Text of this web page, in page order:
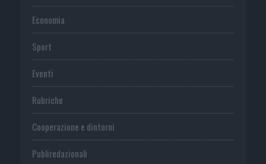
Economia
Sport
Eventi
Rubriche
Cooperazione e dintorni
Publiredazionali